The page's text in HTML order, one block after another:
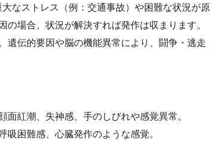
大なストレス（例：交通事故）や困難な状況が原
場合、状況が解決すれば発作は収まります。
遺伝的要因や脳の機能異常により、闘争・逃走
紅潮、失神感、手のしびれや感覚異常。
困難感、心臓発作のような感覚。